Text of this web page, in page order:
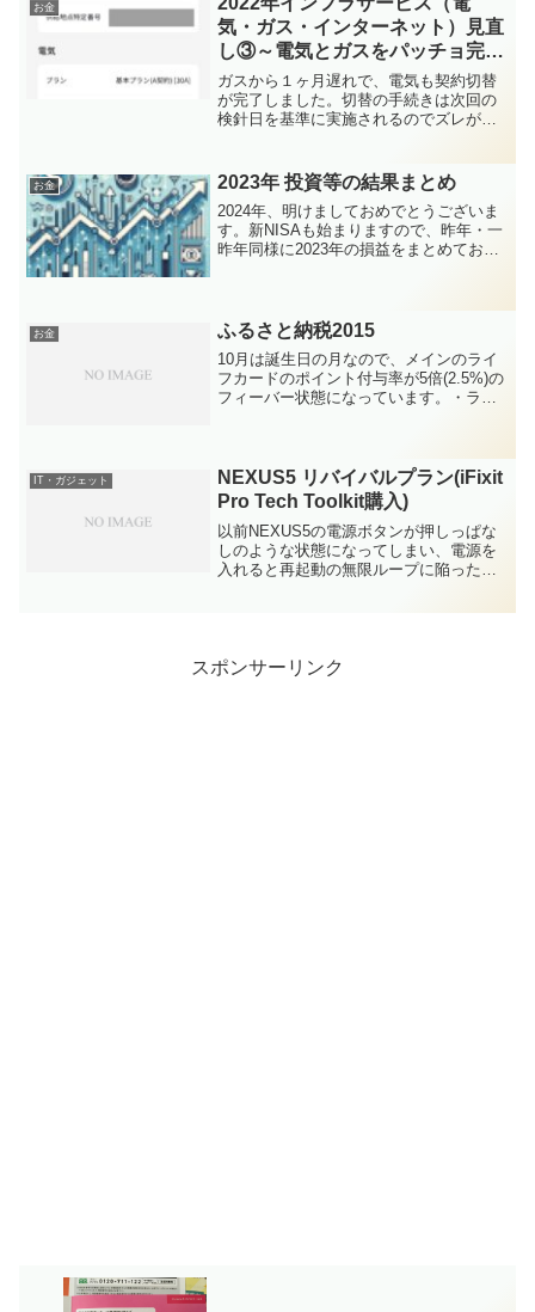
し、い...
お金
気・ガス・インターネット）見直
し③～電気とガスをパッチョ完
了！エポスカードの選べるポイン
トアップ登録も完了したけ
ど・・・Looop頑張れ～
ガスから１ヶ月遅れで、電気も契約切替
が完了しました。切替の手続きは次回の
検針日を基準に実施されるのでズレが発
での「アンペア数確認」のやりとりが発
生したことも原因だったのか...
お金 2023年 投資等の結果まとめ
2024年、明けましておめでとうございま
す。新NISAも始まりますので、昨年・一
昨年同様に2023年の損益をまとめてお
大）のYouTu...
お金 ふるさと納税2015
10月は誕生日の月なので、メインのライ
フカードのポイント付与率が5倍(2.5%)の
フィーバー状態になっています。・ライ
IT・ガジェット
NEXUS5 リバイバルプラン(iFixit
Pro Tech Toolkit購入)
以前NEXUS5の電源ボタンが押しっぱな
しのような状態になってしまい、電源を
入れると再起動の無限ループに陥ったこ
スポンサーリンク